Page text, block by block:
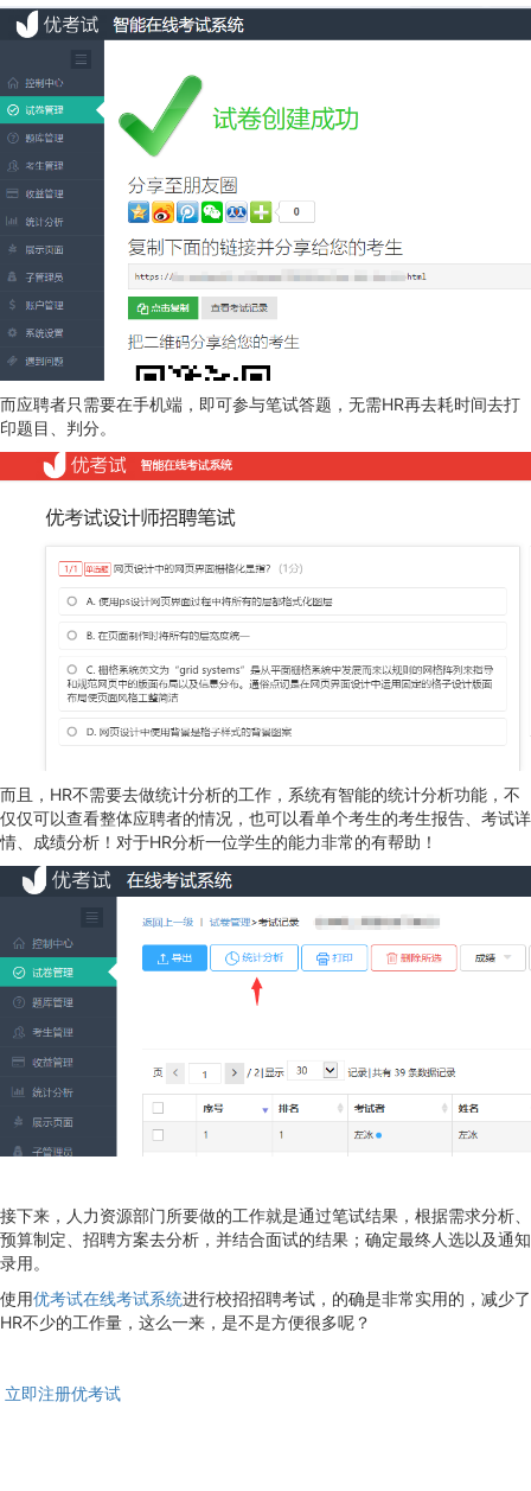
而应聘者只需要在手机端，即可参与笔试答题，无需HR再去耗时间去打
印题目、判分。
而且，HR不需要去做统计分析的工作，系统有智能的统计分析功能，不
仅仅可以查看整体应聘者的情况，也可以看单个考生的考生报告、考试详
情、成绩分析！对于HR分析一位学生的能力非常的有帮助！
接下来，人力资源部门所要做的工作就是通过笔试结果，根据需求分析、
预算制定、招聘方案去分析，并结合面试的结果；确定最终人选以及通知
录用。
使用优考试在线考试系统进行校招招聘考试，的确是非常实用的，减少了
HR不少的工作量，这么一来，是不是方便很多呢？
立即注册优考试